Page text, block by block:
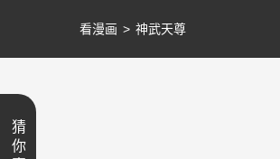
看漫画 > 神武天尊
猜
你